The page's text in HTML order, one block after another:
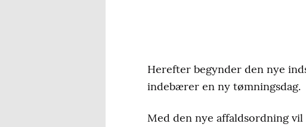
Herefter begynder den nye
indebærer en ny tømningsdag.
Med den nye affaldsordning